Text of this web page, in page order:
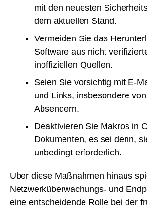
mit den neuesten
dem aktuellen Stand.
Vermeiden Sie das
Software aus nicht
inoffiziellen Quellen.
Seien Sie vorsichtig mit E-
und Links, insbesondere
Absendern.
Deaktivieren Sie Makros in
Dokumenten, es sei denn,
unbedingt erforderlich.
Über diese Maßnahmen hinaus
Netzwerküberwachungs- und
eine entscheidende Rolle bei der